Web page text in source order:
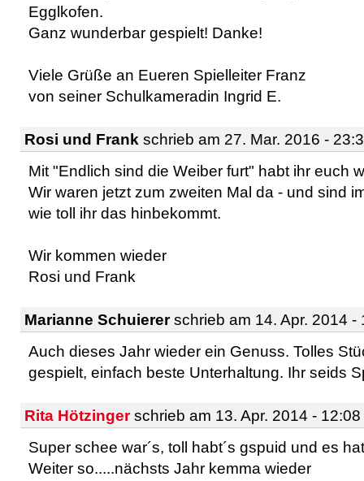
Egglkofen.
Ganz wunderbar gespielt! Danke!
Viele Grüße an Eueren Spielleiter Franz
von seiner Schulkameradin Ingrid E.
Rosi und Frank schrieb am 27. Mar. 2016 -
Mit "Endlich sind die Weiber furt" habt ihr euch
Wir waren jetzt zum zweiten Mal da - und sind
wie toll ihr das hinbekommt.
Wir kommen wieder
Rosi und Frank
Marianne Schuiererschrieb am 14. Apr. 2014 -
Auch dieses Jahr wieder ein Genuss. Tolles
gespielt, einfach beste Unterhaltung. Ihr seids
Rita Hötzingerschrieb am 13. Apr. 2014 - 12:08
Super schee war´s, toll habt´s gspuid und es
Weiter so.....nächsts Jahr kemma wieder